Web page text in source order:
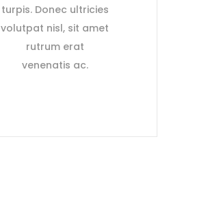
turpis. Donec ultricies
volutpat nisl, sit amet
rutrum erat
venenatis ac.